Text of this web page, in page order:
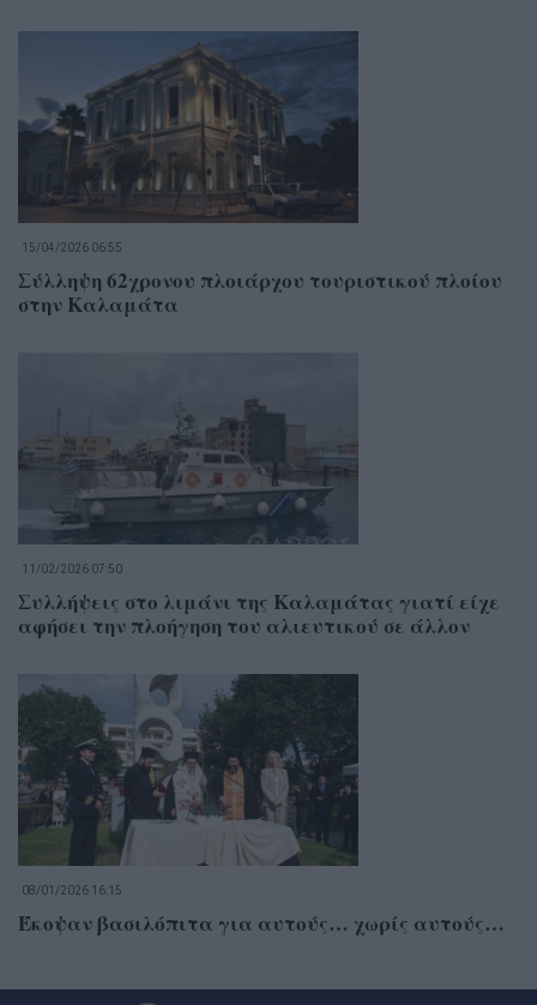
15/04/2026 06:55
Σύλληψη 62χρονου πλοιάρχου τουριστικού πλοίου
στην Καλαμάτα
11/02/2026 07:50
Συλλήψεις στο λιμάνι της Καλαμάτας γιατί είχε
αφήσει την πλοήγηση του αλιευτικού σε άλλον
08/01/2026 16:15
Έκοψαν βασιλόπιτα για αυτούς… χωρίς αυτούς…